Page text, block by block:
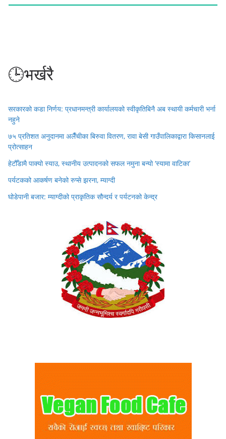
🕒भर्खरै
सरकारको कडा निर्णय: प्रधानमन्त्री कार्यालयको स्वीकृतिबिनै अब स्थायी कर्मचारी भर्ना
नहुने
७५ प्रतिशत अनुदानमा अलैँचीका बिरुवा वितरण, रावा बेसी गाउँपालिकाद्वारा किसानलाई
प्रोत्साहन
हेटौँडामै पाक्यो स्याउ, स्थानीय उत्पादनको सफल नमुना बन्यो ‘स्यामा वाटिका’
पर्यटकको आकर्षण बनेको रुप्से झरना, म्याग्दी
घोडेपानी बजार: म्याग्दीको प्राकृतिक सौन्दर्य र पर्यटनको केन्द्र